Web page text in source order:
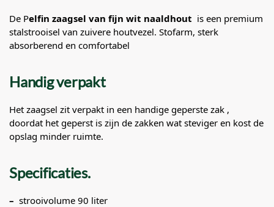
De Pelfin zaagsel van fijn wit naaldhout is een premium
stalstrooisel van zuivere houtvezel. Stofarm, sterk
absorberend en comfortabel
Handig verpakt
Het zaagsel zit verpakt in een handige geperste zak ,
doordat het geperst is zijn de zakken wat steviger en kost de
opslag minder ruimte.
Specificaties.
– strooivolume 90 liter